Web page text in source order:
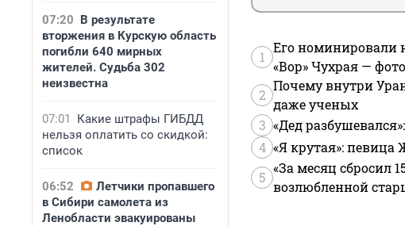
07:20 В результате
вторжения в Курскую область
погибли 640 мирных
жителей. Судьба 302
неизвестна
07:01
Какие штрафы ГИБДД
нельзя оплатить со скидкой:
список
06:52
Летчики пропавшего
в Сибири самолета из
Ленобласти эвакуированы
1
Его номинировали
«Вор» Чухрая —
2
Почему внутри
даже ученых
3 «Дед
4 «Я крутая»: певица
5
«За месяц сбросил
возлюбленной